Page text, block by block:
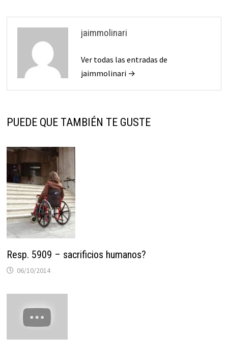
jaimmolinari
Ver todas las entradas de
jaimmolinari →
PUEDE QUE TAMBIÉN TE GUSTE
Resp. 5909 – sacrificios humanos?
06/10/2014